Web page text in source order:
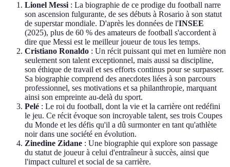
Lionel Messi : La biographie de ce prodige du football narre
son ascension fulgurante, de ses débuts à Rosario à son statut
de superstar mondiale. D'après les données de l'INSEE
(2025), plus de 60 % des amateurs de football s'accordent à
dire que Messi est le meilleur joueur de tous les temps.
Cristiano Ronaldo : Un récit puissant qui met en lumière non
seulement son talent exceptionnel, mais aussi sa discipline,
son éthique de travail et ses efforts continus pour se surpasser.
Sa biographie comprend des anecdotes liées à son parcours
professionnel, ses motivations et sa philanthropie, marquant
ainsi son empreinte au-delà du sport.
Pelé : Le roi du football, dont la vie et la carrière ont redéfini
le jeu. Ce récit évoque son incroyable talent, ses trois Coupes
du Monde et les défis qu'il a dû surmonter en tant qu'athlète
noir dans une société en évolution.
Zinedine Zidane : Une biographie qui explore son passage
du statut de joueur à celui d'entraîneur à succès, ainsi que
l'impact culturel et social de sa carrière.